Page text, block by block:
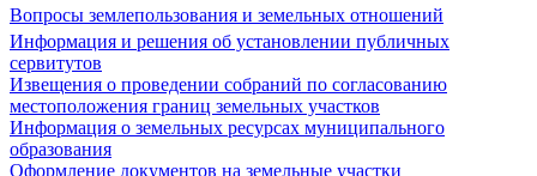
Вопросы землепользования и земельных отношений
Информация и решения об установлении публичных
сервитутов
Извещения о проведении собраний по согласованию
местоположения границ земельных участков
Информация о земельных ресурсах муниципального
образования
Оформление документов на земельные участки